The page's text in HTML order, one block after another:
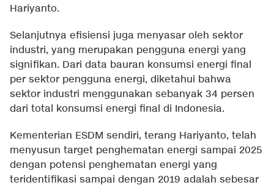
Hariyanto.
Selanjutnya efisiensi juga menyasar oleh sektor
industri, yang merupakan pengguna energi yang
signifikan. Dari data bauran konsumsi energi final
per sektor pengguna energi, diketahui bahwa
sektor industri menggunakan sebanyak 34 persen
dari total konsumsi energi final di Indonesia.
Kementerian ESDM sendiri, terang Hariyanto, telah
menyusun target penghematan energi sampai 2025
dengan potensi penghematan energi yang
teridentifikasi sampai dengan 2019 adalah sebesar